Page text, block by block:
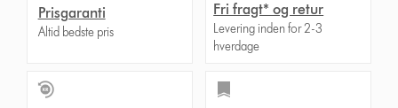
Prisgaranti
Altid bedste pris
Fri fragt* og retur
Levering inden for 2-3
hverdage